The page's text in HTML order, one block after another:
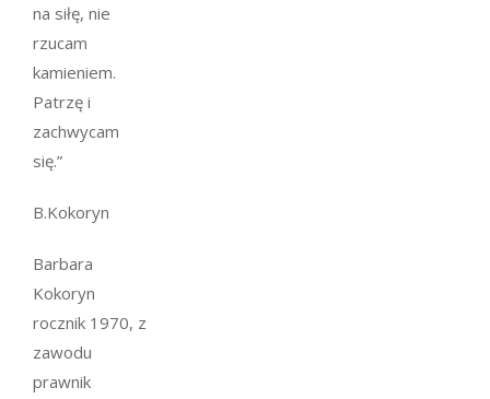
na siłę, nie
rzucam
kamieniem.
Patrzę i
zachwycam
się.”
B.Kokoryn
Barbara
Kokoryn
rocznik 1970, z
zawodu
prawnik